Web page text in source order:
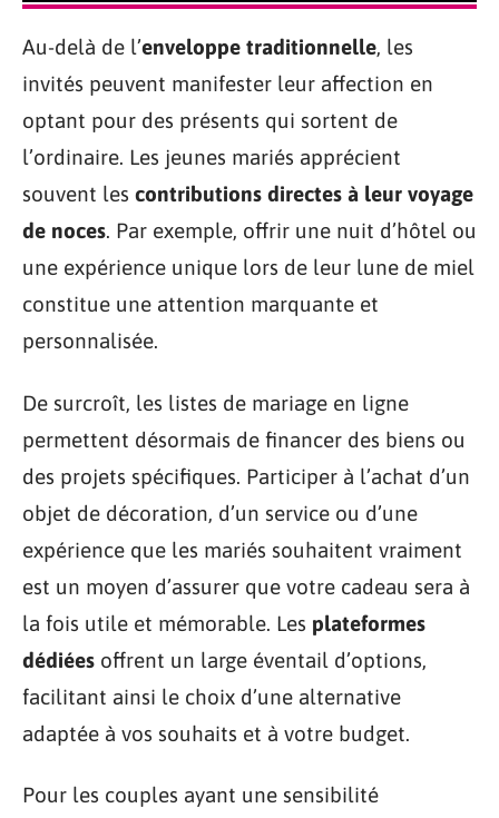
Au-delà de l’enveloppe traditionnelle, les
invités peuvent manifester leur affection en
optant pour des présents qui sortent de
l’ordinaire. Les jeunes mariés apprécient
souvent les contributions directes à leur voyage
de noces. Par exemple, offrir une nuit d’hôtel ou
une expérience unique lors de leur lune de miel
constitue une attention marquante et
personnalisée.
De surcroît, les listes de mariage en ligne
permettent désormais de financer des biens ou
des projets spécifiques. Participer à l’achat d’un
objet de décoration, d’un service ou d’une
expérience que les mariés souhaitent vraiment
est un moyen d’assurer que votre cadeau sera à
la fois utile et mémorable. Les plateformes
dédiées offrent un large éventail d’options,
facilitant ainsi le choix d’une alternative
adaptée à vos souhaits et à votre budget.
Pour les couples ayant une sensibilité